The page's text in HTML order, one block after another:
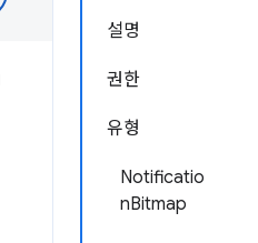
설명
권한
유형
Notificatio
nBitmap